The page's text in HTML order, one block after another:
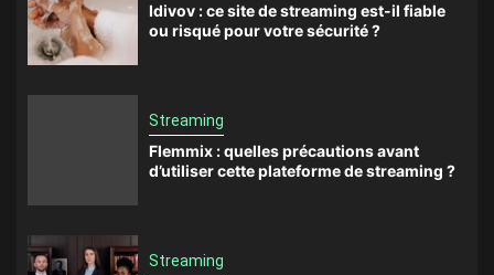
Idivov : ce site de streaming est-il fiable
ou risqué pour votre sécurité ?
Streaming
Flemmix : quelles précautions avant
d’utiliser cette plateforme de streaming ?
Streaming